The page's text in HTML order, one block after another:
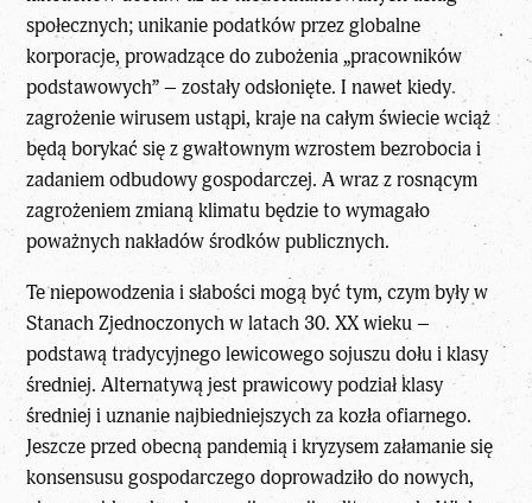
społecznych; unikanie podatków przez globalne
korporacje, prowadzące do zubożenia „pracowników
podstawowych” – zostały odsłonięte. I nawet kiedy
zagrożenie wirusem ustąpi, kraje na całym świecie wciąż
będą borykać się z gwałtownym wzrostem bezrobocia i
zadaniem odbudowy gospodarczej. A wraz z rosnącym
zagrożeniem zmianą klimatu będzie to wymagało
poważnych nakładów środków publicznych.
Te niepowodzenia i słabości mogą być tym, czym były w
Stanach Zjednoczonych w latach 30. XX wieku –
podstawą tradycyjnego lewicowego sojuszu dołu i klasy
średniej. Alternatywą jest prawicowy podział klasy
średniej i uznanie najbiedniejszych za kozła ofiarnego.
Jeszcze przed obecną pandemią i kryzysem załamanie się
konsensusu gospodarczego doprowadziło do nowych,